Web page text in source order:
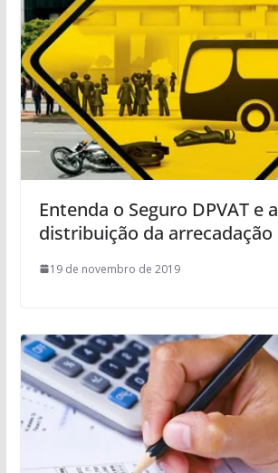
Entenda o Seguro DPVAT e a
distribuição da arrecadação
19 de novembro de 2019